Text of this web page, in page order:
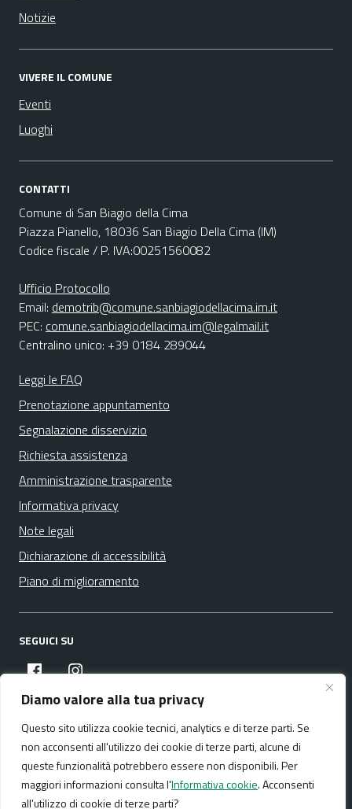
Diamo valore alla tua privacy
Questo sito utilizza cookie tecnici, analytics e di terze parti. Se
non acconsenti all'utilizzo dei cookie di terze parti, alcune di
queste funzionalità potrebbero essere non disponibili. Per
maggiori informazioni consulta l'Informativa cookie. Acconsenti
all'utilizzo di cookie di terze parti?
Notizie
VIVERE IL COMUNE
Eventi
Luoghi
CONTATTI
Comune di San Biagio della Cima
Piazza Pianello, 18036 San Biagio Della Cima (IM)
Codice fiscale / P. IVA:00251560082
Ufficio Protocollo
Email: demotrib@comune.sanbiagiodellacima.im.it
PEC: comune.sanbiagiodellacima.im@legalmail.it
Centralino unico: +39 0184 289044
Leggi le FAQ
Prenotazione appuntamento
Segnalazione disservizio
Richiesta assistenza
Amministrazione trasparente
Informativa privacy
Note legali
Dichiarazione di accessibilità
Piano di miglioramento
SEGUICI SU
facebookinstagram
Media policy Mappa del sito